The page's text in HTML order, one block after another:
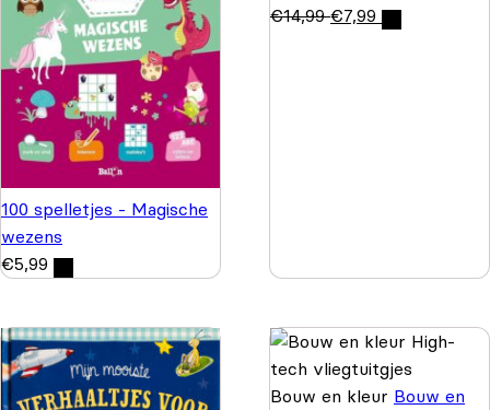
100 spelletjes - Magische
wezens
€5,99
€14,99 €7,99
Bouw en kleur Bouw en